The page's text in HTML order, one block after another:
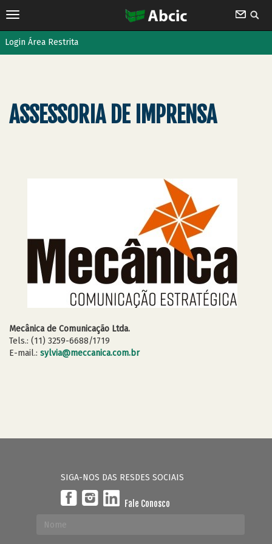
Login Área Restrita
ASSESSORIA DE IMPRENSA
Mecânica de Comunicação Ltda.
Tels.: (11) 3259-6688/1719
E-mail.: sylvia@meccanica.com.br
SIGA-NOS DAS RESDES SOCIAIS
Fale Conosco